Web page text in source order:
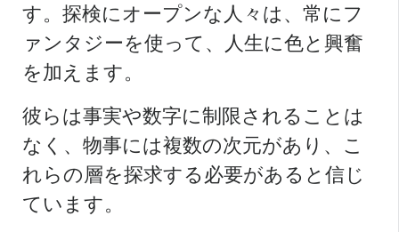
す。探検にオープンな人々は、常にフ
ァンタジーを使って、人生に色と興奮
を加えます。
彼らは事実や数字に制限されることは
なく、物事には複数の次元があり、こ
れらの層を探求する必要があると信じ
ています。